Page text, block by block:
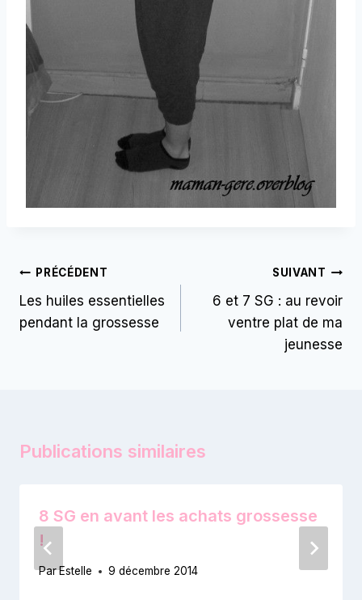
Navigation
de
l’article
PRÉCÉDENT
Les huiles essentielles
pendant la grossesse
SUIVANT
6 et 7 SG : au revoir
ventre plat de ma
jeunesse
Publications similaires
8 SG en avant les achats grossesse
!
ParEstelle 9 décembre 2014